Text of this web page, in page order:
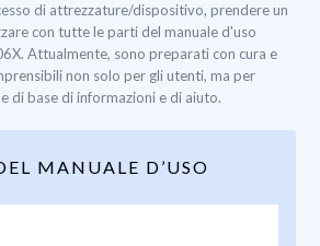
di attrezzature/dispositivo, prendere un
con tutte le parti del manuale d'uso
Attualmente, sono preparati con cura e
non solo per gli utenti, ma per
di base di informazioni e di aiuto.
MANUALE D’USO